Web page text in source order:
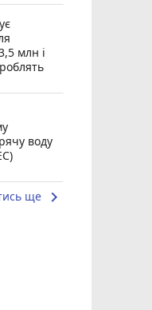
млн і
воду
ще keyboard_arrow_right